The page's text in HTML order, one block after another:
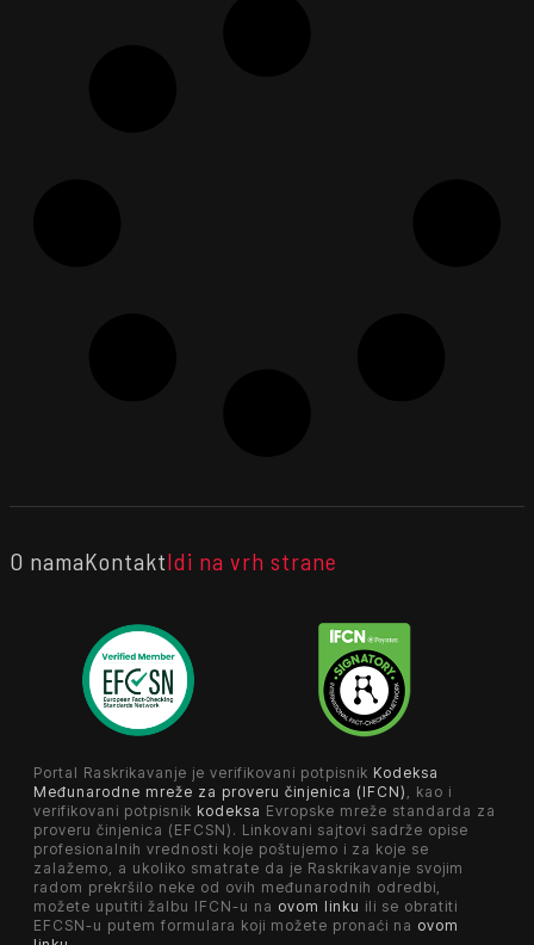
O namaKontaktIdi na vrh strane
Portal Raskrikavanje je verifikovani potpisnik Kodeksa
Međunarodne mreže za proveru činjenica (IFCN) , kao i
verifikovani potpisnik kodeksa Evropske mreže standarda za
proveru činjenica (EFCSN). Linkovani sajtovi sadrže opise
profesionalnih vrednosti koje poštujemo i za koje se
zalažemo, a ukoliko smatrate da je Raskrikavanje svojim
radom prekršilo neke od ovih međunarodnih odredbi,
možete uputiti žalbu IFCN-u na ovom linku ili se obratiti
EFCSN-u putem formulara koji možete pronaći na ovom